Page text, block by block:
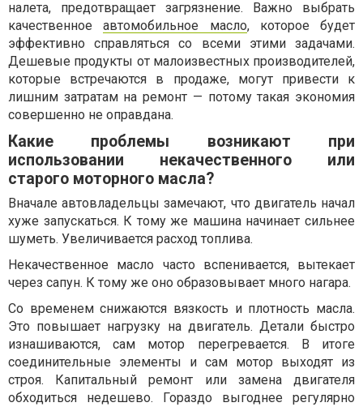
налета, предотвращает загрязнение. Важно выбрать
качественноеавтомобильное масло, которое будет
эффективно справляться со всеми этими задачами.
Дешевые продукты от малоизвестных производителей,
которые встречаются в продаже, могут привести к
лишним затратам на ремонт — потому такая экономия
совершенно не оправдана.
Какие проблемы возникают при
использовании некачественного или
старого моторного масла?
Вначале автовладельцы замечают, что двигатель начал
хуже запускаться. К тому же машина начинает сильнее
шуметь. Увеличивается расход топлива.
Некачественное масло часто вспенивается, вытекает
через сапун. К тому же оно образовывает много нагара.
Со временем снижаются вязкость и плотность масла.
Это повышает нагрузку на двигатель. Детали быстро
изнашиваются, сам мотор перегревается. В итоге
соединительные элементы и сам мотор выходят из
строя. Капитальный ремонт или замена двигателя
обходиться недешево. Гораздо выгоднее регулярно